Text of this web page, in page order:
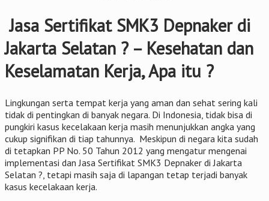
Jasa Sertifikat SMK3 Depnaker di
Jakarta Selatan ? – Kesehatan dan
Keselamatan Kerja, Apa itu ?
Lingkungan serta tempat kerja yang aman dan sehat sering kali
tidak di pentingkan di banyak negara. Di Indonesia, tidak bisa di
pungkiri kasus kecelakaan kerja masih menunjukkan angka yang
cukup signifikan di tiap tahunnya. Meskipun di negara kita sudah
di tetapkan PP No. 50 Tahun 2012 yang mengatur mengenai
implementasi dan Jasa Sertifikat SMK3 Depnaker di Jakarta
Selatan ?, tetapi masih saja di lapangan tetap terjadi banyak
kasus kecelakaan kerja.